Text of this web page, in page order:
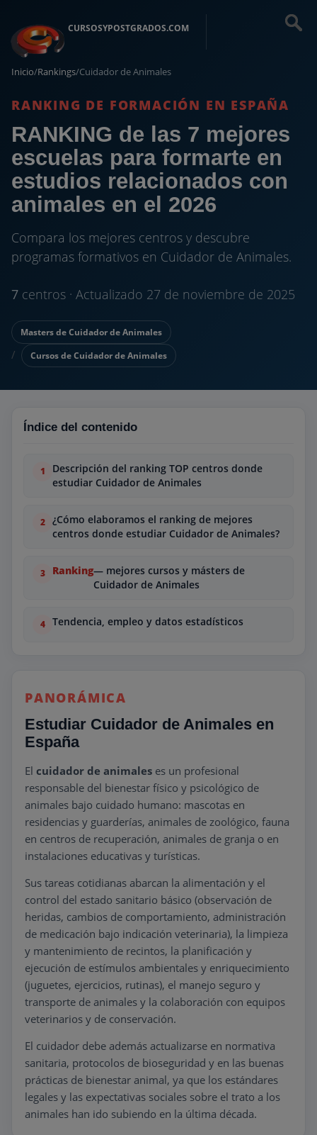
CURSOSYPOSTGRADOS.COM
Inicio/Rankings/Cuidador de Animales
RANKING DE FORMACIÓN EN ESPAÑA
RANKING de las 7 mejores
escuelas para formarte en
estudios relacionados con
animales en el 2026
Compara los mejores centros y descubre
programas formativos en Cuidador de Animales.
7 centros · Actualizado 27 de noviembre de 2025
Masters de Cuidador de Animales
Cursos de Cuidador de Animales
Índice del contenido
Descripción del ranking TOP centros donde
estudiar Cuidador de Animales
¿Cómo elaboramos el ranking de mejores
centros donde estudiar Cuidador de Animales?
Ranking— mejores cursos y másters de
Cuidador de Animales
Tendencia, empleo y datos estadísticos
PANORÁMICA
Estudiar Cuidador de Animales en
España
El cuidador de animales es un profesional
responsable del bienestar físico y psicológico de
animales bajo cuidado humano: mascotas en
residencias y guarderías, animales de zoológico, fauna
en centros de recuperación, animales de granja o en
instalaciones educativas y turísticas.
Sus tareas cotidianas abarcan la alimentación y el
control del estado sanitario básico (observación de
heridas, cambios de comportamiento, administración
de medicación bajo indicación veterinaria), la limpieza
y mantenimiento de recintos, la planificación y
ejecución de estímulos ambientales y enriquecimiento
(juguetes, ejercicios, rutinas), el manejo seguro y
transporte de animales y la colaboración con equipos
veterinarios y de conservación.
El cuidador debe además actualizarse en normativa
sanitaria, protocolos de bioseguridad y en las buenas
prácticas de bienestar animal, ya que los estándares
legales y las expectativas sociales sobre el trato a los
animales han ido subiendo en la última década.